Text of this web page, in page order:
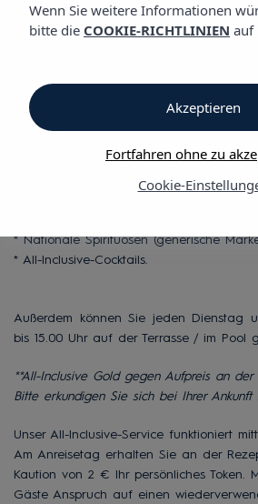
stehen Ihnen unser Restaurant-Buffet
und Snackbar in der Lobby und beim
* Warme und kalten Gerichte aus dem
(Frühstück, Mittagessen und Abendessen)
* Nicht-flaschenweise Softdrinks, Säfte
* Nationale Spirituosen (generische
* All-Inclusive-Cocktails.
Außerdem können Sie jeden Dienstag
bis 15.00 Uhr auf der Terrasse / im Pool
**All-Inclusive Gold gegen Aufpreis an der
Bitte erkundigen Sie sich bei Ihrer Ankunft
Unser All-Inclusive-Service funktioniert
Am Anreisetag erhalten Sie an der
Kaution von 2 € Ihr persönliches Token.
Gäste Anspruch auf einen
Wenn Sie weitere Informationen
bitte die COOKIE-RICHTLINIEN auf
Cookie-
Fortfahren ohne zu
Akzeptieren